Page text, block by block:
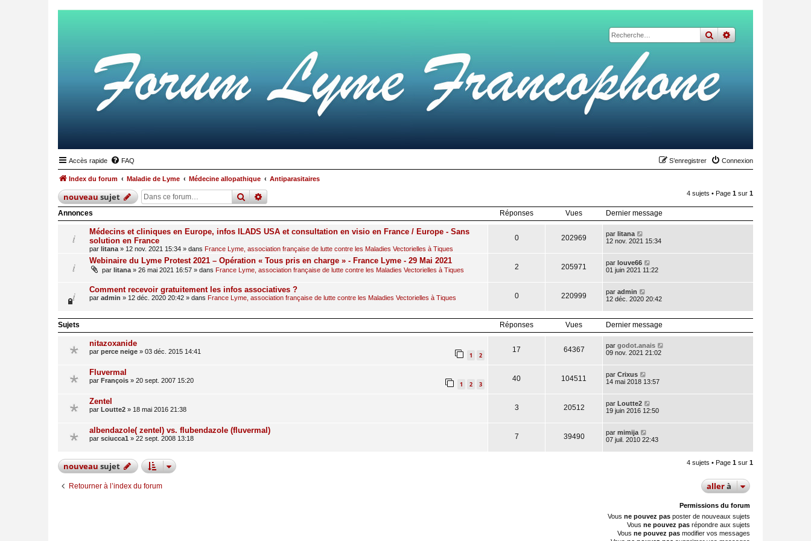
rechercher
recherche
Accès rapide FAQ Connexion
S’enregistrer
Index du forum Maladie de Lyme Médecine allopathique Antiparasitaires
nouveausujet rechercher
recherche 4 sujets • Page 1 sur 1
Annonces Réponses Vues Dernier message
Médecins et cliniques en Europe, infos ILADS USA et consultation en visio en France / Europe - Sans
solution en France
par litana » 12 nov. 2021 15:34 » dans France Lyme, association française de lutte contre les Maladies Vectorielles à Tiques
0 202969 par litana
12 nov. 2021 15:34
Webinaire du Lyme Protest 2021 – Opération « Tous pris en charge » - France Lyme - 29 Mai 2021
par litana » 26 mai 2021 16:57 » dans France Lyme, association française de lutte contre les Maladies Vectorielles à Tiques 2 205971 par louve66
01 juin 2021 11:22
Comment recevoir gratuitement les infos associatives ?
par admin » 12 déc. 2020 20:42 » dans France Lyme, association française de lutte contre les Maladies Vectorielles à Tiques 0 220999 par admin
12 déc. 2020 20:42
Sujets Réponses Vues Dernier message
nitazoxanide
par perce neige » 03 déc. 2015 14:41 1 2
17 64367 par godot.anais
09 nov. 2021 21:02
Fluvermal
par François » 20 sept. 2007 15:20 1 2 3
40 104511 par Crixus
14 mai 2018 13:57
Zentel
par Loutte2 » 18 mai 2016 21:38 3 20512 par Loutte2
19 juin 2016 12:50
albendazole( zentel) vs. flubendazole (fluvermal)
par sciucca1 » 22 sept. 2008 13:18 7 39490 par mimija
07 juil. 2010 22:43
nouveausujet 4 sujets • Page 1 sur 1
Retourner à l’index du forum allerà
Permissions du forum
Vous ne pouvez pas poster de nouveaux sujets
Vous ne pouvez pas répondre aux sujets
Vous ne pouvez pas modifier vos messages